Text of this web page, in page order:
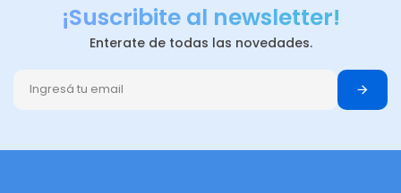
¡Suscribite al newsletter!
Enterate de todas las novedades.